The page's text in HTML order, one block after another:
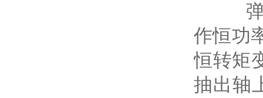
弹簧
作恒功
恒转矩
抽出轴